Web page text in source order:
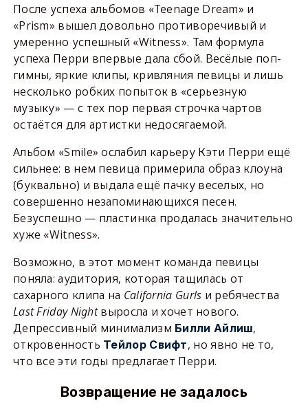
После успеха альбомов «Teenage Dream» и
«Prism» вышел довольно противоречивый и
умеренно успешный «Witness». Там формула
успеха Перри впервые дала сбой. Весёлые поп-
гимны, яркие клипы, кривляния певицы и лишь
несколько робких попыток в «серьезную
музыку» — с тех пор первая строчка чартов
остаётся для артистки недосягаемой.
Альбом «Smile» ослабил карьеру Кэти Перри ещё
сильнее: в нем певица примерила образ клоуна
(буквально) и выдала ещё пачку веселых, но
совершенно незапоминающихся песен.
Безуспешно — пластинка продалась значительно
хуже «Witness».
Возможно, в этот момент команда певицы
поняла: аудитория, которая тащилась от
сахарного клипа на California Gurls и ребячества
LastFriday Nightвыросла и хочет нового.
Депрессивный минимализм Билли Айлиш,
откровенность Тейлор Свифт, но явно не то,
что все эти годы предлагает Перри.
Возвращение не задалось